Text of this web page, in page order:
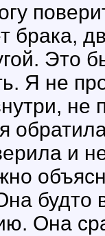
брака,
Это
Я не
и
Она